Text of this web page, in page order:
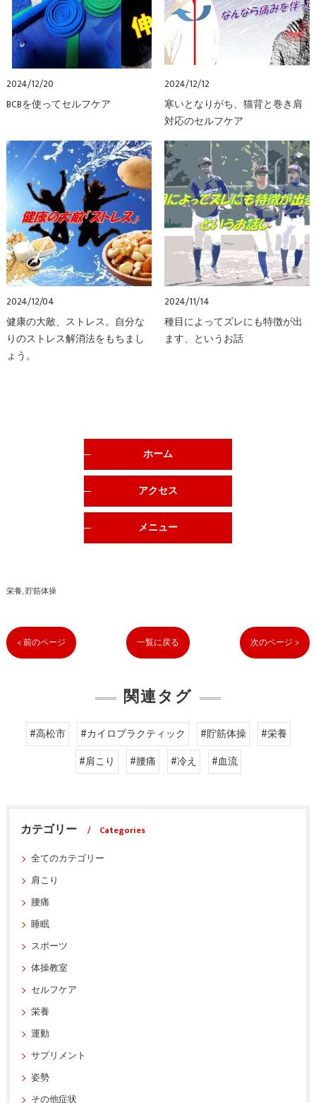
2024/12/20
BCBを使ってセルフケア
2024/12/12
寒いとなりがち、猫背と巻き肩
対応のセルフケア
2024/12/04
健康の大敵、ストレス。自分な
りのストレス解消法をもちまし
ょう。
2024/11/14
種目によってズレにも特徴が出
ます、というお話
ホーム
アクセス
メニュー
栄養 貯筋体操
< 前のページ 一覧に戻る 次のページ >
関連タグ
#高松市 #カイロプラクティック #貯筋体操
#栄養
#肩こり
#腰痛 #冷え #血流
カテゴリー
Categories
全てのカテゴリー
肩こり
腰痛
睡眠
スポーツ
体操教室
セルフケア
栄養
運動
サプリメント
姿勢